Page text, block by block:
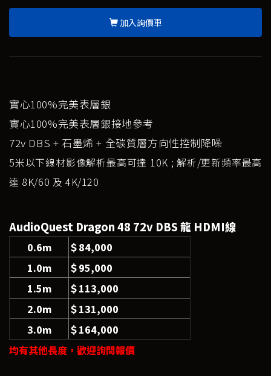
加入詢價車
實心100%完美表層銀
實心100%完美表層銀接地參考
72v DBS + 石墨烯 + 全碳質層方向性控制降噪
5米以下線材影像解析最高可達 10K ; 解析/更新頻率最高
達 8K/60 及 4K/120
AudioQuest Dragon 48 72v DBS 龍 HDMI線
0.6m
＄84,000
1.0m
＄95,000
1.5m
＄113,000
2.0m
＄131,000
3.0m
＄164,000
均有其他長度，歡迎詢問報價